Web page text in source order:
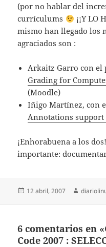
(por no hablar del
currículums
¡¡Y LO
mismo han llegado los
agraciados son :
Arkaitz Garro con el
Grading for
(Moodle)
Iñigo Martínez, con
Annotations support
¡Enhorabuena a los
importante:
Publicado
12 abril, 2007 Autor
6 comentarios en
Code 2007 :